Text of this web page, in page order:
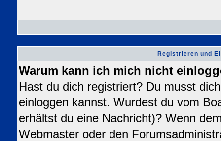
Registrieren und
Warum kann ich mich nicht
Hast du dich registriert? Du musst
einloggen kannst. Wurdest du vom
erhältst du eine Nachricht)? Wenn
Webmaster oder den